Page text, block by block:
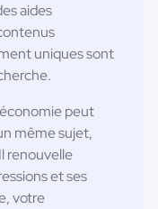
aides
uniques sont
peut
même sujet,
renouvelle
et ses
votre